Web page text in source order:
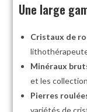
Une large
Cristaux de
Minéraux
et les
Pierres
variétés de